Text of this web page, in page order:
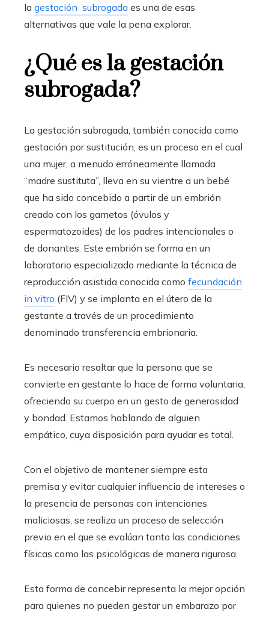
la gestación subrogada es una de esas
alternativas que vale la pena explorar.
¿Qué es la gestación
subrogada?
La gestación subrogada, también conocida como
gestación por sustitución, es un proceso en el cual
una mujer, a menudo erróneamente llamada
“madre sustituta”, lleva en su vientre a un bebé
que ha sido concebido a partir de un embrión
creado con los gametos (óvulos y
espermatozoides) de los padres intencionales o
de donantes. Este embrión se forma en un
laboratorio especializado mediante la técnica de
reproducción asistida conocida como fecundación
in vitro (FIV) y se implanta en el útero de la
gestante a través de un procedimiento
denominado transferencia embrionaria.
Es necesario resaltar que la persona que se
convierte en gestante lo hace de forma voluntaria,
ofreciendo su cuerpo en un gesto de generosidad
y bondad. Estamos hablando de alguien
empático, cuya disposición para ayudar es total.
Con el objetivo de mantener siempre esta
premisa y evitar cualquier influencia de intereses o
la presencia de personas con intenciones
maliciosas, se realiza un proceso de selección
previo en el que se evalúan tanto las condiciones
físicas como las psicológicas de manera rigurosa.
Esta forma de concebir representa la mejor opción
para quienes no pueden gestar un embarazo por